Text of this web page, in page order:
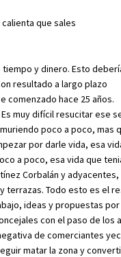
que sales
y dinero. Esto
resultado a largo plazo
comenzado hace 25 años.
Es muy difícil resucitar ese
poco a poco, mas
por darle vida, esa
a poco, esa vida que
Corbalán y
terrazas. Todo esto es el
ideas y propuestas
con el paso de los
de comerciantes
matar la zona y